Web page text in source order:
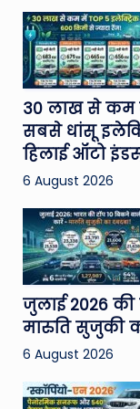
30 लाख से कम
सबसे धांसू
हिलाई ऑटो
6 August 2026
जुलाई 2026 की
मारुति सुजुकी
6 August 2026